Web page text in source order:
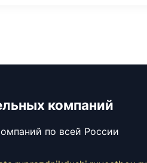
компаний
по всей России